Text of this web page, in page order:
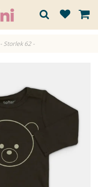
- Storlek 62 -